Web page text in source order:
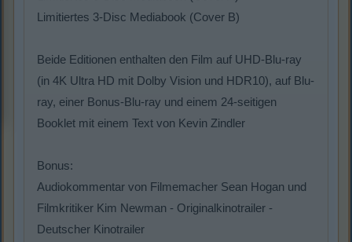
Limitiertes 3-Disc Mediabook (Cover B)
Beide Editionen enthalten den Film auf UHD-Blu-ray
(in 4K Ultra HD mit Dolby Vision und HDR10), auf Blu-
ray, einer Bonus-Blu-ray und einem 24-seitigen
Booklet mit einem Text von Kevin Zindler
Bonus:
Audiokommentar von Filmemacher Sean Hogan und
Filmkritiker Kim Newman - Originalkinotrailer -
Deutscher Kinotrailer